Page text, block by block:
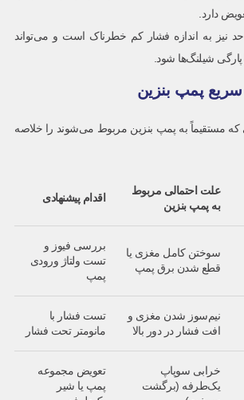
دارد.
نیز به اندازه فشار کم خطرناک است و می‌تواند
پارگی شیلنگ‌ها شود.
پمپ بنزین
که مستقیماً به پمپ بنزین مربوط می‌شوند را خلاصه
علت احتمالی مربوط
به پمپ بنزین
اقدام پیشنهادی
سوختن کامل مغزی یا
قطع شدن برق پمپ
بررسی فیوز و
تست ولتاژ ورودی
پمپ
نیم‌سوز شدن مغزی و
افت فشار در دور بالا
تست فشار با
مانومتر تحت فشار
خرابی سوپاپ
یک‌طرفه (برگشت
تعویض مجموعه
پمپ یا شیر